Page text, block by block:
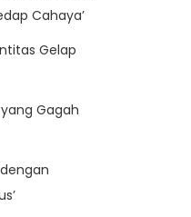
Cahaya’
Gelap
Gagah